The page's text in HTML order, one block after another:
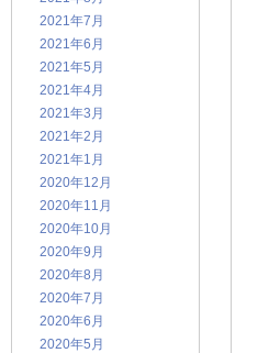
2021年7月
2021年6月
2021年5月
2021年4月
2021年3月
2021年2月
2021年1月
2020年12月
2020年11月
2020年10月
2020年9月
2020年8月
2020年7月
2020年6月
2020年5月